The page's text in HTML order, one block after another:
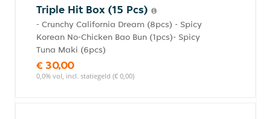
Triple Hit Box (15 Pcs)
- Crunchy California Dream (8pcs) - Spicy
Korean No-Chicken Bao Bun (1pcs)- Spicy
Tuna Maki (6pcs)
€ 30,00
0,0% vol, incl. statiegeld (€ 0,00)